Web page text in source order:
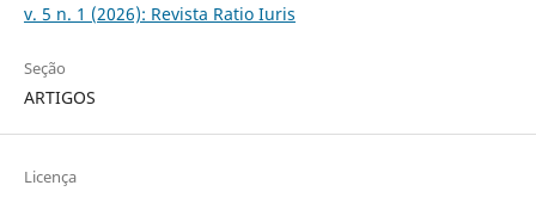
v. 5 n. 1 (2026): Revista Ratio Iuris
Seção
ARTIGOS
Licença